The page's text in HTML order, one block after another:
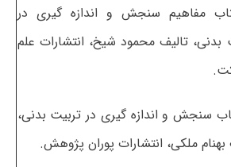
مفاهیم سنجش و اندازه گیری در
بدنی، تالیف محمود شیخ، انتشارات علم
سنجش و اندازه گیری در تربیت بدنی،
بهنام ملکی، انتشارات پوران پژوهش.